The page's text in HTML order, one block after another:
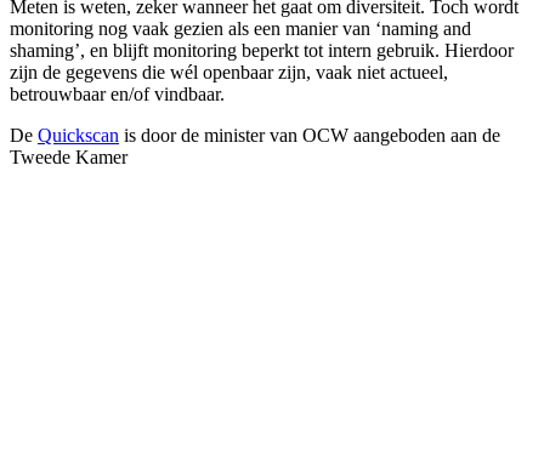
Meten is weten, zeker wanneer het gaat om diversiteit. Toch wordt
monitoring nog vaak gezien als een manier van ‘naming and
shaming’, en blijft monitoring beperkt tot intern gebruik. Hierdoor
zijn de gegevens die wél openbaar zijn, vaak niet actueel,
betrouwbaar en/of vindbaar.
De Quickscan is door de minister van OCW aangeboden aan de
Tweede Kamer